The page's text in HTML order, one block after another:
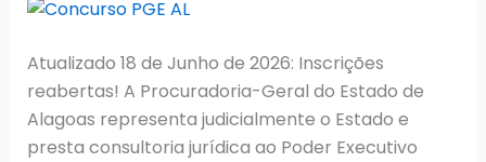
Atualizado 18 de Junho de 2026: Inscrições
reabertas! A Procuradoria-Geral do Estado de
Alagoas representa judicialmente o Estado e
presta consultoria jurídica ao Poder Executivo